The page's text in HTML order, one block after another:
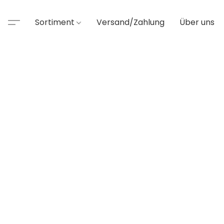
Sortiment Versand/Zahlung Über uns